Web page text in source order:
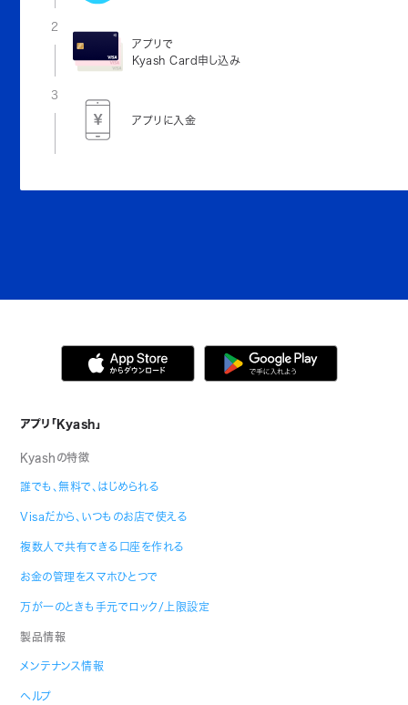
2
アプリで
Kyash Card申し込み
3
アプリに入金
アプリ「Kyash」
Kyashの特徴
誰でも、無料で、はじめられる
Visaだから、いつものお店で使える
複数人で共有できる口座を作れる
お金の管理をスマホひとつで
万が一のときも手元でロック/上限設定
製品情報
メンテナンス情報
ヘルプ